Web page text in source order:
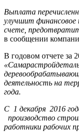
Выплата
улучшит
счете,
в сообщении
В годовом отчете за
деятельность на
года.
С 1 декабря 2016
производство
работники рабочих